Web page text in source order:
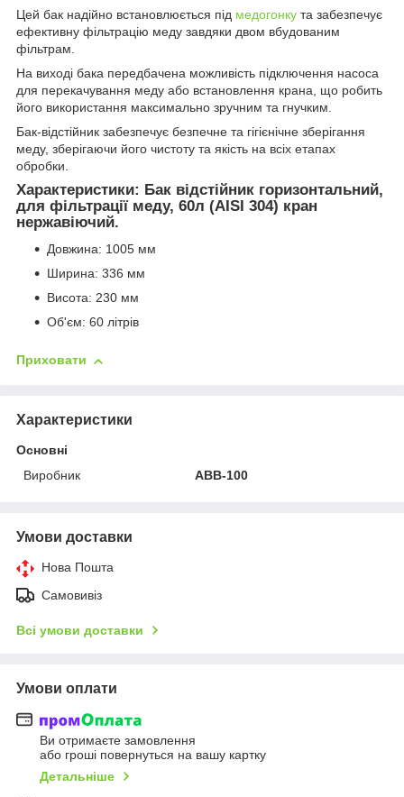
Цей бак надійно встановлюється під медогонку та забезпечує
ефективну фільтрацію меду завдяки двом вбудованим
фільтрам.
На виході бака передбачена можливість підключення насоса
для перекачування меду або встановлення крана, що робить
його використання максимально зручним та гнучким.
Бак-відстійник забезпечує безпечне та гігієнічне зберігання
меду, зберігаючи його чистоту та якість на всіх етапах
обробки.
Характеристики: Бак відстійник горизонтальний,
для фільтрації меду, 60л (AISI 304) кран
нержавіючий.
Довжина: 1005 мм
Ширина: 336 мм
Висота: 230 мм
Об'єм: 60 літрів
Приховати
Характеристики
Основні
Виробник
АВВ-100
Умови доставки
Нова Пошта
Самовивіз
Всі умови доставки
Умови оплати
Ви отримаєте замовлення
або гроші повернуться на вашу картку
Детальніше